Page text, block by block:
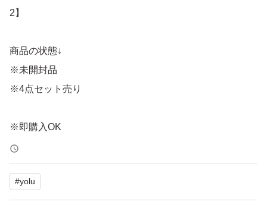
2】
商品の状態↓
※未開封品
※4点セット売り
※即購入OK
※値下げ不可
※返品不可
※バラ売り不可
#yolu